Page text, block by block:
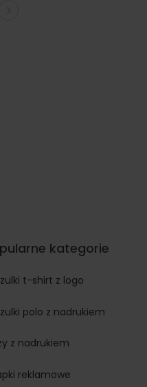
kategorie
t-shirt z logo
polo z nadrukiem
z nadrukiem
reklamowe